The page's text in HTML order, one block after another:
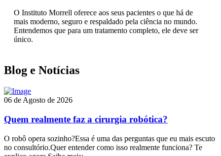
O Instituto Morrell oferece aos seus pacientes o que há de
mais moderno, seguro e respaldado pela ciência no mundo.
Entendemos que para um tratamento completo, ele deve ser
único.
Blog e Notícias
06 de Agosto de 2026
Quem realmente faz a cirurgia robótica?
O robô opera sozinho?Essa é uma das perguntas que eu mais escuto
no consultório.Quer entender como isso realmente funciona? Te